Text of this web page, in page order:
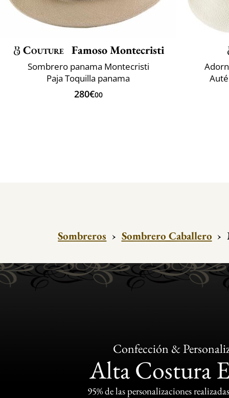
Couture Famoso Montecristi
Sombrero panama Montecristi
Paja Toquilla panama
280€00
Sombreros › Sombrero Caballero ›
Confección &
Alta Costura
95% de las personalizaciones